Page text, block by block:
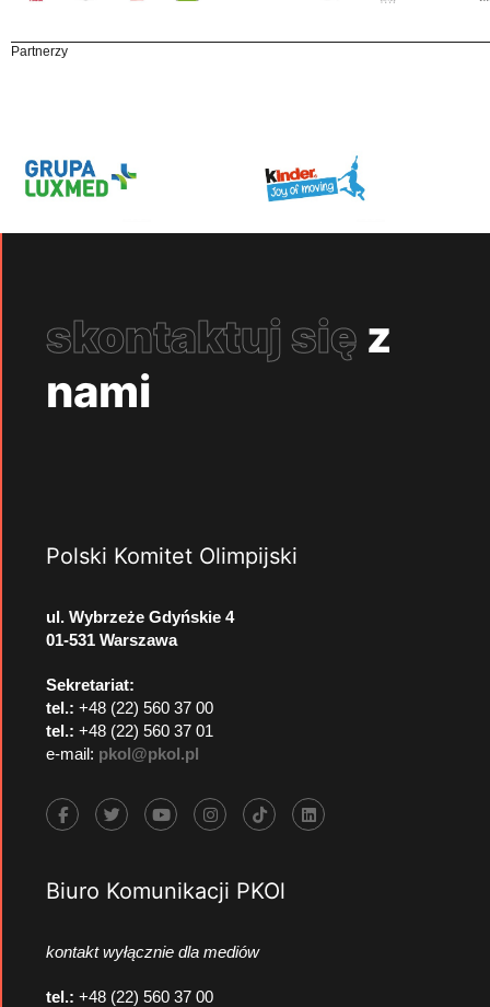
Partnerzy
skontaktuj się z
nami
Polski Komitet Olimpijski
ul. Wybrzeże Gdyńskie 4
01-531 Warszawa
Sekretariat:
tel.: +48 (22) 560 37 00
tel.: +48 (22) 560 37 01
e-mail: pkol@pkol.pl
Biuro Komunikacji PKOl
kontakt wyłącznie dla mediów
tel.: +48 (22) 560 37 00